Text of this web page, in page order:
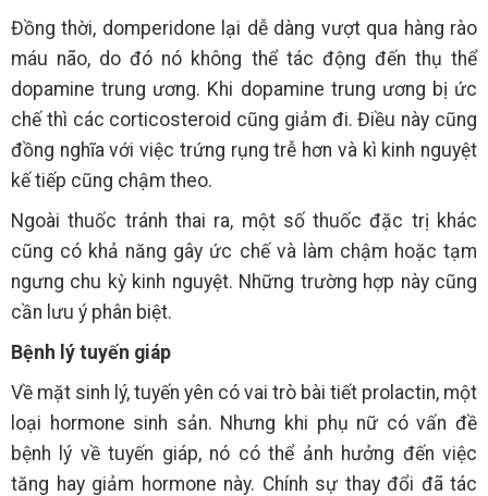
Đồng thời, domperidone lại dễ dàng vượt qua hàng rào
máu não, do đó nó không thể tác động đến thụ thể
dopamine trung ương. Khi dopamine trung ương bị ức
chế thì các corticosteroid cũng giảm đi. Điều này cũng
đồng nghĩa với việc trứng rụng trễ hơn và kì kinh nguyệt
kế tiếp cũng chậm theo.
Ngoài thuốc tránh thai ra, một số thuốc đặc trị khác
cũng có khả năng gây ức chế và làm chậm hoặc tạm
ngưng chu kỳ kinh nguyệt. Những trường hợp này cũng
cần lưu ý phân biệt.
Bệnh lý tuyến giáp
Về mặt sinh lý, tuyến yên có vai trò bài tiết prolactin, một
loại hormone sinh sản. Nhưng khi phụ nữ có vấn đề
bệnh lý về tuyến giáp, nó có thể ảnh hưởng đến việc
tăng hay giảm hormone này. Chính sự thay đổi đã tác